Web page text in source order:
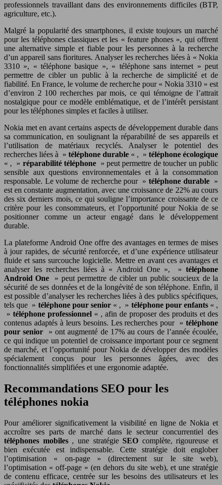
professionnels travaillant dans des environnements difficiles (BTP,
agriculture, etc.).
Malgré la popularité des smartphones, il existe toujours un marché
pour les téléphones classiques et les « feature phones », qui offrent
une alternative simple et fiable pour les personnes à la recherche
d’un appareil sans fioritures. Analyser les recherches liées à « Nokia
3310 », « téléphone basique », « téléphone sans internet » peut
permettre de cibler un public à la recherche de simplicité et de
fiabilité. En France, le volume de recherche pour « Nokia 3310 » est
d’environ 2 100 recherches par mois, ce qui témoigne de l’attrait
nostalgique pour ce modèle emblématique, et de l’intérêt persistant
pour les téléphones simples et faciles à utiliser.
Nokia met en avant certains aspects de développement durable dans
sa communication, en soulignant la réparabilité de ses appareils et
l’utilisation de matériaux recyclés. Analyser le potentiel des
recherches liées à » téléphone durable « , » téléphone écologique
« , » réparabilité téléphone » peut permettre de toucher un public
sensible aux questions environnementales et à la consommation
responsable. Le volume de recherche pour »téléphone durable »
est en constante augmentation, avec une croissance de 22% au cours
des six derniers mois, ce qui souligne l’importance croissante de ce
critère pour les consommateurs, et l’opportunité pour Nokia de se
positionner comme un acteur engagé dans le développement
durable.
La plateforme Android One offre des avantages en termes de mises
à jour rapides, de sécurité renforcée, et d’une expérience utilisateur
fluide et sans surcouche logicielle. Mettre en avant ces avantages et
analyser les recherches liées à « Android One », » téléphone
Android One
» peut permettre de cibler un public soucieux de la
sécurité de ses données et de la longévité de son téléphone. Enfin, il
est possible d’analyser les recherches liées à des publics spécifiques,
tels que » téléphone pour senior « , » téléphone pour enfants « ,
» téléphone professionnel « , afin de proposer des produits et des
contenus adaptés à leurs besoins. Les recherches pour » téléphone
pour senior
» ont augmenté de 17% au cours de l’année écoulée,
ce qui indique un potentiel de croissance important pour ce segment
de marché, et l’opportunité pour Nokia de développer des modèles
spécialement conçus pour les personnes âgées, avec des
fonctionnalités simplifiées et une ergonomie adaptée.
Recommandations SEO pour les
téléphones nokia
Pour améliorer significativement la visibilité en ligne de Nokia et
accroître ses parts de marché dans le secteur concurrentiel des
téléphones mobiles , une stratégieSEO complète, rigoureuse et
bien exécutée est indispensable. Cette stratégie doit englober
l’optimisation « on-page » (directement sur le site web),
l’optimisation « off-page » (en dehors du site web), et une stratégie
de contenu efficace, centrée sur les besoins des utilisateurs et les